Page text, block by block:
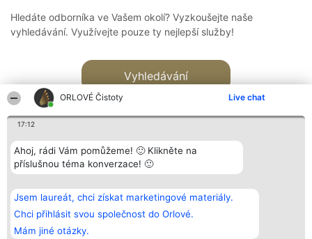
ORLOVÉ Čistoty Live chat
17:12
Ahoj, rádi Vám pomůžeme! 🙂 Klikněte na
příslušnou téma konverzace! 🙂
Jsem laureát, chci získat marketingové materiály.
Chci přihlásit svou společnost do Orlové.
Mám jiné otázky.
Hledáte odborníka ve Vašem okolí? Vyzkoušejte naše
vyhledávání. Využívejte pouze ty nejlepší služby!
Vyhledávání
Bright Side Solutions sp. z o.
o. sp. k.
ul. Ruska 22
Wrocław 50-079
KRS 0000749100 | Regon
Vítězové
Seznam všech
laureátů
Zásady
Kontakt